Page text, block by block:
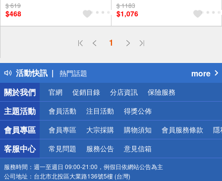
$ 619
$468
$ 1183
$1,076
1
活動快訊
偏遠地區配送
得獎公告
熱門話題
銀行優惠
偏遠地區配送
詐騙網頁！請小心！
more
關於我們
官網 促銷目錄 分店資訊 保險服務
主題活動 會員活動 注目活動 得獎公佈
會員專區 會員專區 大宗採購 購物須知 會員服務條款 隱
客服中心 常見問題 服務公告 意見信箱
服務時間： 週一至週日 09:00-21:00，例假日依網站公告為主
公司地址： 台北市北投區大業路136號5樓 (台灣)